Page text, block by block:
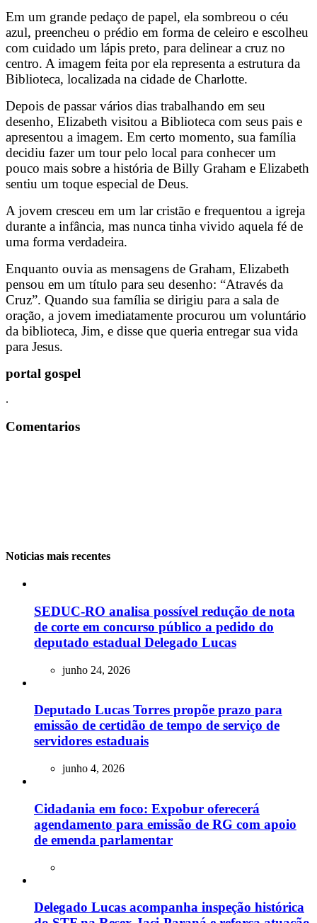
Em um grande pedaço de papel, ela sombreou o céu
azul, preencheu o prédio em forma de celeiro e escolheu
com cuidado um lápis preto, para delinear a cruz no
centro. A imagem feita por ela representa a estrutura da
Biblioteca, localizada na cidade de Charlotte.
Depois de passar vários dias trabalhando em seu
desenho, Elizabeth visitou a Biblioteca com seus pais e
apresentou a imagem. Em certo momento, sua família
decidiu fazer um tour pelo local para conhecer um
pouco mais sobre a história de Billy Graham e Elizabeth
sentiu um toque especial de Deus.
A jovem cresceu em um lar cristão e frequentou a igreja
durante a infância, mas nunca tinha vivido aquela fé de
uma forma verdadeira.
Enquanto ouvia as mensagens de Graham, Elizabeth
pensou em um título para seu desenho: “Através da
Cruz”. Quando sua família se dirigiu para a sala de
oração, a jovem imediatamente procurou um voluntário
da biblioteca, Jim, e disse que queria entregar sua vida
para Jesus.
portal gospel
.
Comentarios
Noticias mais recentes
SEDUC-RO analisa possível redução de nota
de corte em concurso público a pedido do
deputado estadual Delegado Lucas
junho 24, 2026
Deputado Lucas Torres propõe prazo para
emissão de certidão de tempo de serviço de
servidores estaduais
junho 4, 2026
Cidadania em foco: Expobur oferecerá
agendamento para emissão de RG com apoio
de emenda parlamentar
Delegado Lucas acompanha inspeção histórica